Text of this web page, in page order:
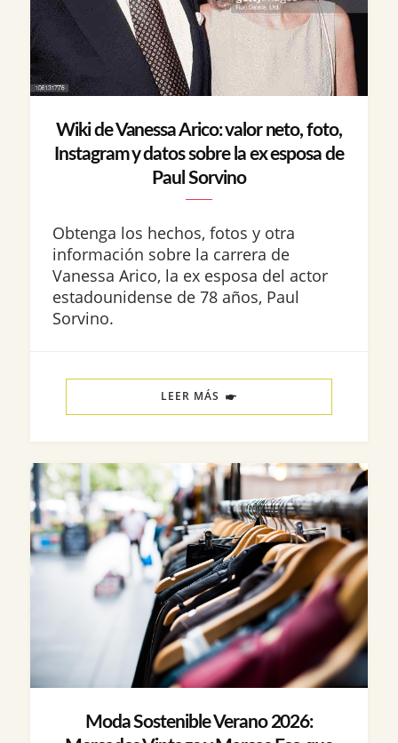
Wiki de Vanessa Arico: valor neto, foto,
Instagram y datos sobre la ex esposa de
Paul Sorvino
Obtenga los hechos, fotos y otra
información sobre la carrera de
Vanessa Arico, la ex esposa del actor
estadounidense de 78 años, Paul
Sorvino.
LEER MÁS
Moda Sostenible Verano 2026: